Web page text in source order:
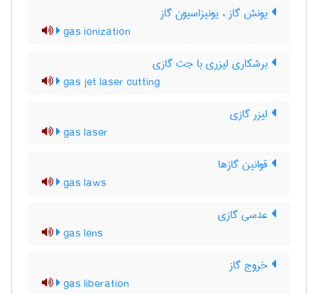
یونش گاز ، یونیزاسیون گاز
gas ionization
برشکاری لیزری با جت گازی
gas jet laser cutting
لیزر گازی
gas laser
قوانین گازها
gas laws
عدسی گازی
gas lens
خروج گاز
gas liberation